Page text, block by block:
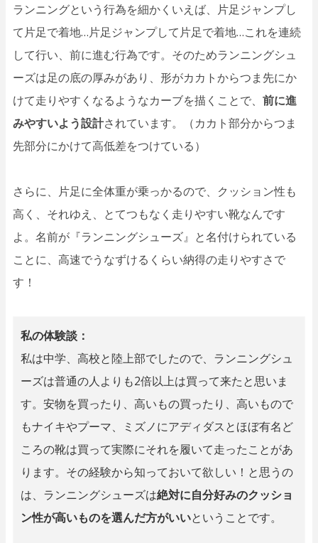
ランニングという行為を細かくいえば、片足ジャンプし
て片足で着地…片足ジャンプして片足で着地…これを連続
して行い、前に進む行為です。そのためランニングシュ
ーズは足の底の厚みがあり、形がカカトからつま先にか
けて走りやすくなるようなカーブを描くことで、 前に進
みやすいよう設計されています。（カカト部分からつま
先部分にかけて高低差をつけている）
さらに、片足に全体重が乗っかるので、クッション性も
高く、それゆえ、とてつもなく走りやすい靴なんです
よ。名前が『ランニングシューズ』と名付けられている
ことに、高速でうなずけるくらい納得の走りやすさで
す！
私の体験談：
私は中学、高校と陸上部でしたので、ランニングシュ
ーズは普通の人よりも2倍以上は買って来たと思いま
す。安物を買ったり、高いもの買ったり、高いもので
もナイキやプーマ、ミズノにアディダスとほぼ有名ど
ころの靴は買って実際にそれを履いて走ったことがあ
ります。その経験から知っておいて欲しい！と思うの
は、ランニングシューズは絶対に自分好みのクッショ
ン性が高いものを選んだ方がいいということです。